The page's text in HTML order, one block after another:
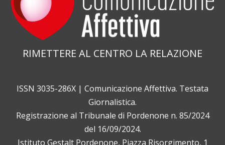
RIMETTERE AL CENTRO LA RELAZIONE
ISSN 3035-286X | Comunicazione Affettiva. Testata
Giornalistica.
Registrazione al Tribunale di Pordenone n. 85/2024
del 16/09/2024.
Istituto Gestalt Pordenone, Piazza Risorgimento, 1